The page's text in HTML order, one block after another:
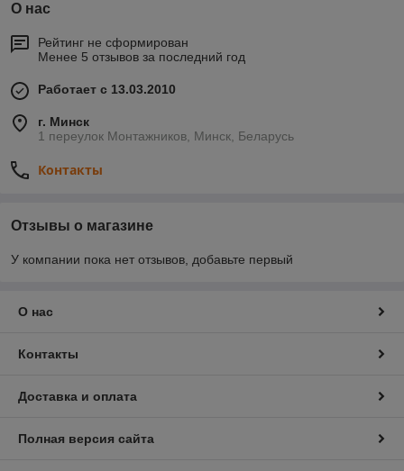
О нас
Рейтинг не сформирован
Менее 5 отзывов за последний год
Работает с 13.03.2010
г. Минск
1 переулок Монтажников, Минск, Беларусь
Контакты
Отзывы о магазине
У компании пока нет отзывов, добавьте первый
О нас
Контакты
Доставка и оплата
Полная версия сайта